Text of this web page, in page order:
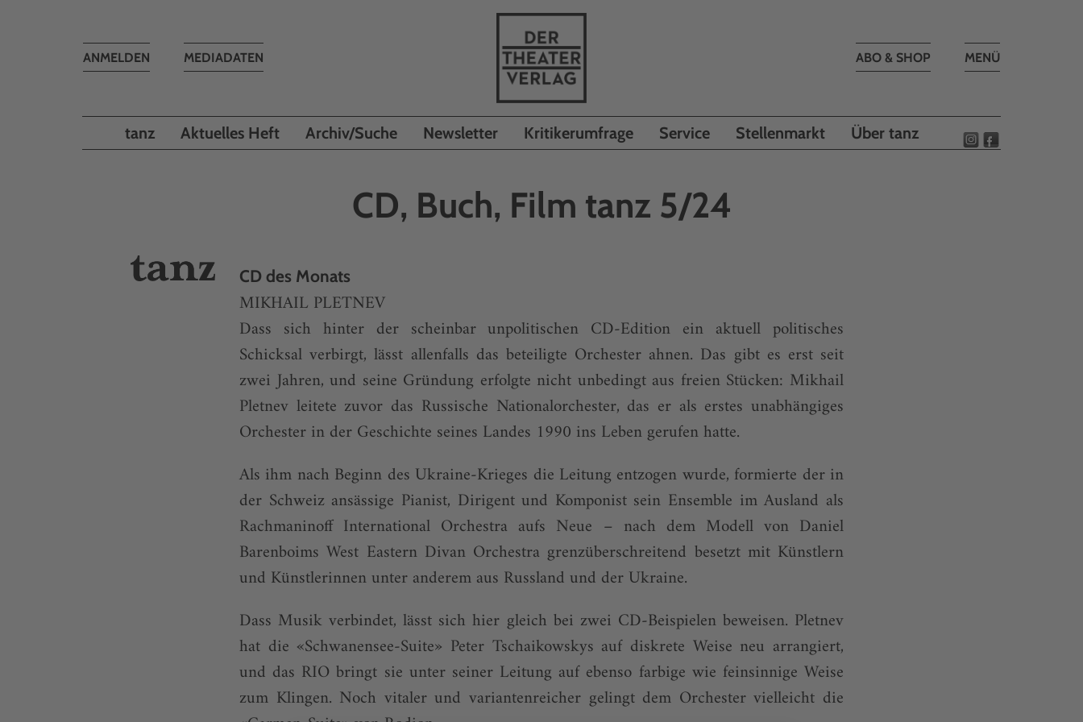
Toggle
MENÜ
ABO & SHOP
MEDIADATEN
Toggle
ANMELDEN
tanz Aktuelles Heft Archiv/Suche Newsletter Kritikerumfrage Service Stellenmarkt Über tanz
CD, Buch, Film tanz 5/24
CD des Monats
MIKHAIL PLETNEV
Dass sich hinter der scheinbar unpolitischen CD-Edition ein aktuell politisches
Schicksal verbirgt, lässt allenfalls das beteiligte Orchester ahnen. Das gibt es erst seit
zwei Jahren, und seine Gründung erfolgte nicht unbedingt aus freien Stücken: Mikhail
Pletnev leitete zuvor das Russische Nationalorchester, das er als erstes unabhängiges
Orchester in der Geschichte seines Landes 1990 ins Leben gerufen hatte.
Als ihm nach Beginn des Ukraine-Krieges die Leitung entzogen wurde, formierte der in
der Schweiz ansässige Pianist, Dirigent und Komponist sein Ensemble im Ausland als
Rachmaninoff International Orchestra aufs Neue – nach dem Modell von Daniel
Barenboims West Eastern Divan Orchestra grenzüberschreitend besetzt mit Künstlern
und Künstlerinnen unter anderem aus Russland und der Ukraine.
Dass Musik verbindet, lässt sich hier gleich bei zwei CD-Beispielen beweisen. Pletnev
hat die «Schwanensee-Suite» Peter Tschaikowskys auf diskrete Weise neu arrangiert,
und das RIO bringt sie unter seiner Leitung auf ebenso farbige wie feinsinnige Weise
zum Klingen. Noch vitaler und variantenreicher gelingt dem Orchester vielleicht die